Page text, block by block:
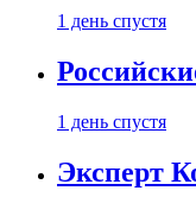
1 день спустя
1 день спустя
Эксперт